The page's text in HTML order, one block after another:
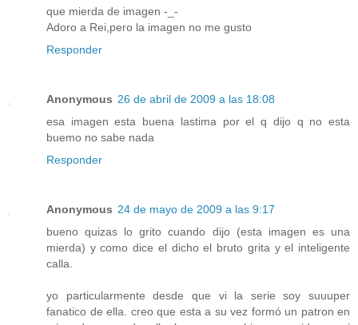
que mierda de imagen -_-
Adoro a Rei,pero la imagen no me gusto
Responder
Anonymous 26 de abril de 2009 a las 18:08
esa imagen esta buena lastima por el q dijo q no esta
buemo no sabe nada
Responder
Anonymous 24 de mayo de 2009 a las 9:17
bueno quizas lo grito cuando dijo (esta imagen es una
mierda) y como dice el dicho el bruto grita y el inteligente
calla.
yo particularmente desde que vi la serie soy suuuper
fanatico de ella. creo que esta a su vez formó un patron en